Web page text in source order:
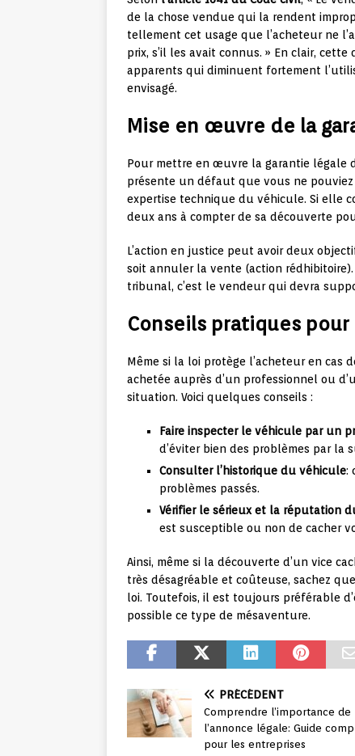
de la chose vendue qui la rendent
tellement cet usage que l’acheteur ne
prix, s’il les avait connus. » En clair,
apparents qui diminuent fortement
envisagé.
Mise en œuvre de la
Pour mettre en œuvre la garantie légale
présente un défaut que vous ne
expertise technique du véhicule. Si elle
deux ans à compter de sa découverte
L’action en justice peut avoir deux
soit annuler la vente (action
tribunal, c’est le vendeur qui devra
Conseils pratiques
Même si la loi protège l’acheteur en cas
achetée auprès d’un professionnel ou
situation. Voici quelques conseils :
Faire inspecter le véhicule par un
d’éviter bien des problèmes par la
Consulter l’historique du véhicule:
problèmes passés.
Vérifier le sérieux et la réputation
est susceptible ou non de cacher
Ainsi, même si la découverte d’un vice
très désagréable et coûteuse, sachez
loi. Toutefois, il est toujours préférable
possible ce type de mésaventure.
PRÉCÉDENT
Comprendre l’importance de
l’annonce légale: Guide
pour les entreprises